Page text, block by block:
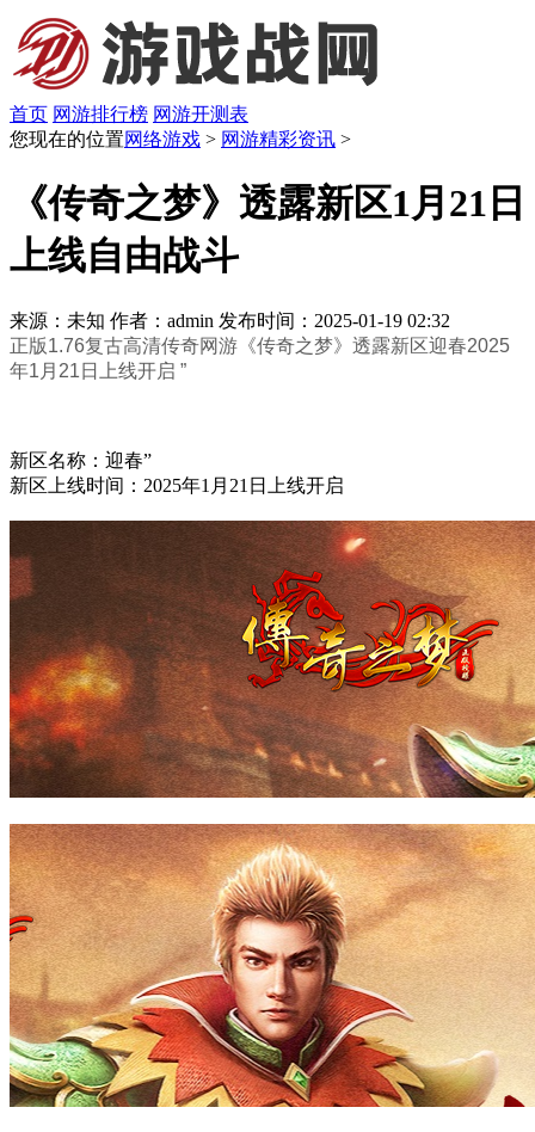
首页 网游排行榜 网游开测表
您现在的位置网络游戏 > 网游精彩资讯 >
《传奇之梦》透露新区1月21日
上线自由战斗
来源：未知 作者：admin 发布时间：2025-01-19 02:32
正版1.76复古高清传奇网游《传奇之梦》透露新区迎春2025
年1月21日上线开启 ”
新区名称：迎春”
新区上线时间：2025年1月21日上线开启